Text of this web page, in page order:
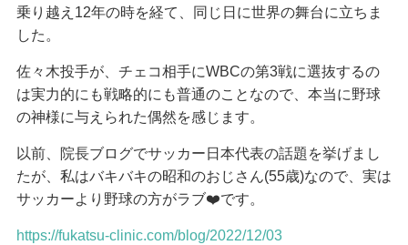
乗り越え12年の時を経て、同じ日に世界の舞台に立ちま
した。
佐々木投手が、チェコ相手にWBCの第3戦に選抜するの
は実力的にも戦略的にも普通のことなので、本当に野球
の神様に与えられた偶然を感じます。
以前、院長ブログでサッカー日本代表の話題を挙げまし
たが、私はバキバキの昭和のおじさん(55歳)なので、実は
サッカーより野球の方がラブ❤️です。
https://fukatsu-clinic.com/blog/2022/12/03